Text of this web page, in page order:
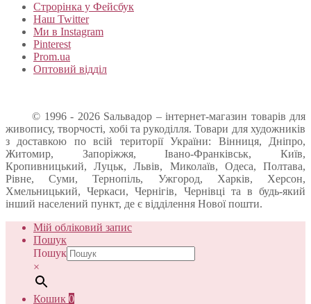
Строрінка у Фейсбук
Наш Twitter
Ми в Instagram
Pinterest
Prom.ua
Оптовий відділ
© 1996 - 2026 Sальвадор – інтернет-магазин товарів для
живопису, творчості, хобі та рукоділля. Товари для художників
з доставкою по всій території України: Вінниця, Дніпро,
Житомир, Запоріжжя, Івано-Франківськ, Київ,
Кропивницький, Луцьк, Львів, Миколаїв, Одеса, Полтава,
Рівне, Суми, Тернопіль, Ужгород, Харків, Херсон,
Хмельницький, Черкаси, Чернігів, Чернівці та в будь-який
інший населений пункт, де є відділення Нової пошти.
Мій обліковий запис
Пошук
Пошук
×
Кошик 0